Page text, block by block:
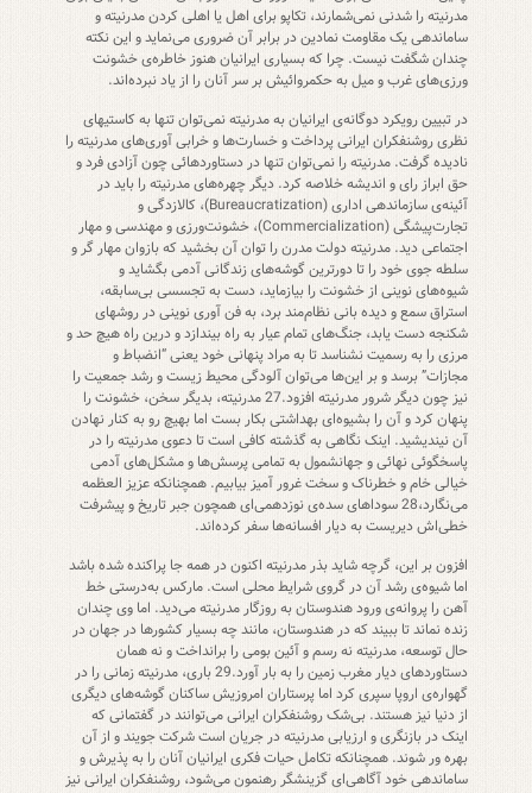
مدرنیته را شدنی نمی‌شمارند، تکاپو برای اهل یا اهلی کردن مدرنیته و
ساماندهی یک مقاومت نمادین در برابر آن ضروری می‌نماید و این نکته
چندان شگفت نیست. چرا که بسیاری ایرانیان هنوز خاطره‌ی خشونت
ورزی‌های غرب و میل به حکمروائیش بر سر آنان را از یاد نبرده‌اند.
در تبیین رویکرد دوگانه‌ی ایرانیان به مدرنیته نمی‌توان تنها به کاستیهای
نظری روشنفکران ایرانی پرداخت و خسارت‌ها و خرابی آوری‌های مدرنیته را
نادیده گرفت. مدرنیته را نمی‌توان تنها در دستاوردهائی چون آزادی فرد و
حق ابراز رای و اندیشه خلاصه کرد. دیگر چهره‌های مدرنیته را باید در
آئینه‌ی سازماندهی اداری (Bureaucratization)، کالازدگی و
تجارت‌پیشگی (Commercialization)، خشونت‌ورزی و مهندسی و مهار
اجتماعی دید. مدرنیته دولت مدرن را توان آن بخشید که بازوان مهار گر و
سلطه جوی خود را تا دورترین گوشه‌های زندگانی آدمی بگشاید و
شیوه‌های نوینی از خشونت را بیازماید، دست به تجسسی بی‌سابقه،
استراق سمع و دیده بانی نظام‌مند برد، به فن آوری نوینی در روشهای
شکنجه دست یابد، جنگ‌های تمام عیار به راه بیندازد و درین راه هیچ حد و
مرزی را به رسمیت نشناسد تا به مراد پنهانی خود یعنی “انضباط و
مجازات” برسد و بر این‌ها می‌توان آلودگی محیط زیست و رشد جمعیت را
نیز چون دیگر شرور مدرنیته افزود.27 مدرنیته، بدیگر سخن، خشونت را
پنهان کرد و آن را بشیوه‌ای بهداشتی بکار بست اما بهیچ رو به کنار نهادن
آن نیندیشید. اینک نگاهی به گذشته کافی است تا دعوی مدرنیته را در
پاسخگوئی نهائی و جهانشمول به تمامی پرسش‌ها و مشکل‌های آدمی
خیالی خام و خطرناک و سخت غرور آمیز بیابیم. همچنانکه عزیز العظمه
می‌نگارد،28 سوداهای سده‌ی نوزدهمی‌ای همچون جبر تاریخ و پیشرفت
خطی‌اش دیریست به دیار افسانه‌ها سفر کرده‌اند.
افزون بر این، گرچه شاید بذر مدرنیته اکنون در همه جا پراکنده شده باشد
اما شیوه‌ی رشد آن در گروی شرایط محلی است. مارکس به‌درستی خط
آهن را پروانه‌ی ورود هندوستان به روزگار مدرنیته می‌دید. اما وی چندان
زنده نماند تا ببیند که در هندوستان، مانند چه بسیار کشورها در جهان در
حال توسعه، مدرنیته نه رسم و آئین بومی را برانداخت و نه همان
دستاوردهای دیار مغرب زمین را به بار آورد.29 باری، مدرنیته زمانی را در
گهواره‌ی اروپا سپری کرد اما پرستاران امروزیش ساکنان گوشه‌های دیگری
از دنیا نیز هستند. بی‌شک روشنفکران ایرانی می‌توانند در گفتمانی که
اینک در بازنگری و ارزیابی مدرنیته در جریان است شرکت جویند و از آن
بهره ور شوند. همچنانکه تکامل حیات فکری ایرانیان آنان را به پذیرش و
ساماندهی خود آگاهی‌ای گزینشگر رهنمون می‌شود، روشنفکران ایرانی نیز